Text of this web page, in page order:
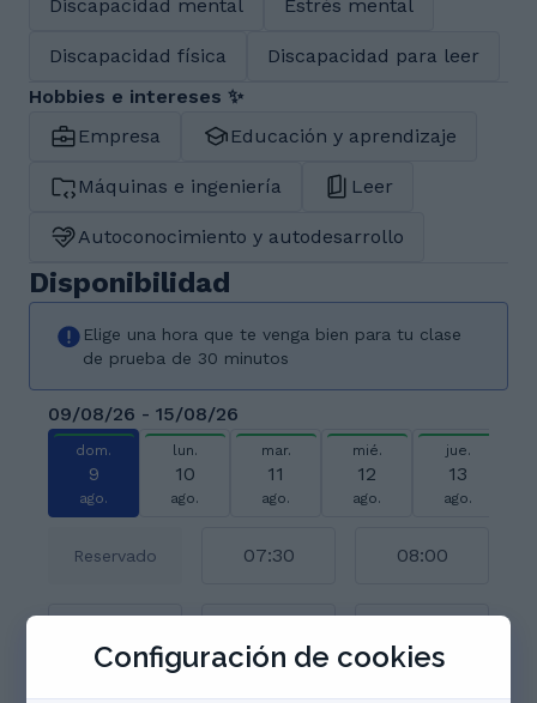
Discapacidad mental Estrés mental
Discapacidad física
Discapacidad para leer
Hobbies e intereses ✨
Empresa
Educación y aprendizaje
Máquinas e ingeniería Leer
Autoconocimiento y autodesarrollo
Disponibilidad
Elige una hora que te venga bien para tu clase
de prueba de 30 minutos
09/08/26 - 15/08/26
dom.
9
ago.
lun.
10
ago.
mar.
11
ago.
mié.
12
ago.
jue.
13
ago.
Reservado 07:30 08:00
Configuración de cookies